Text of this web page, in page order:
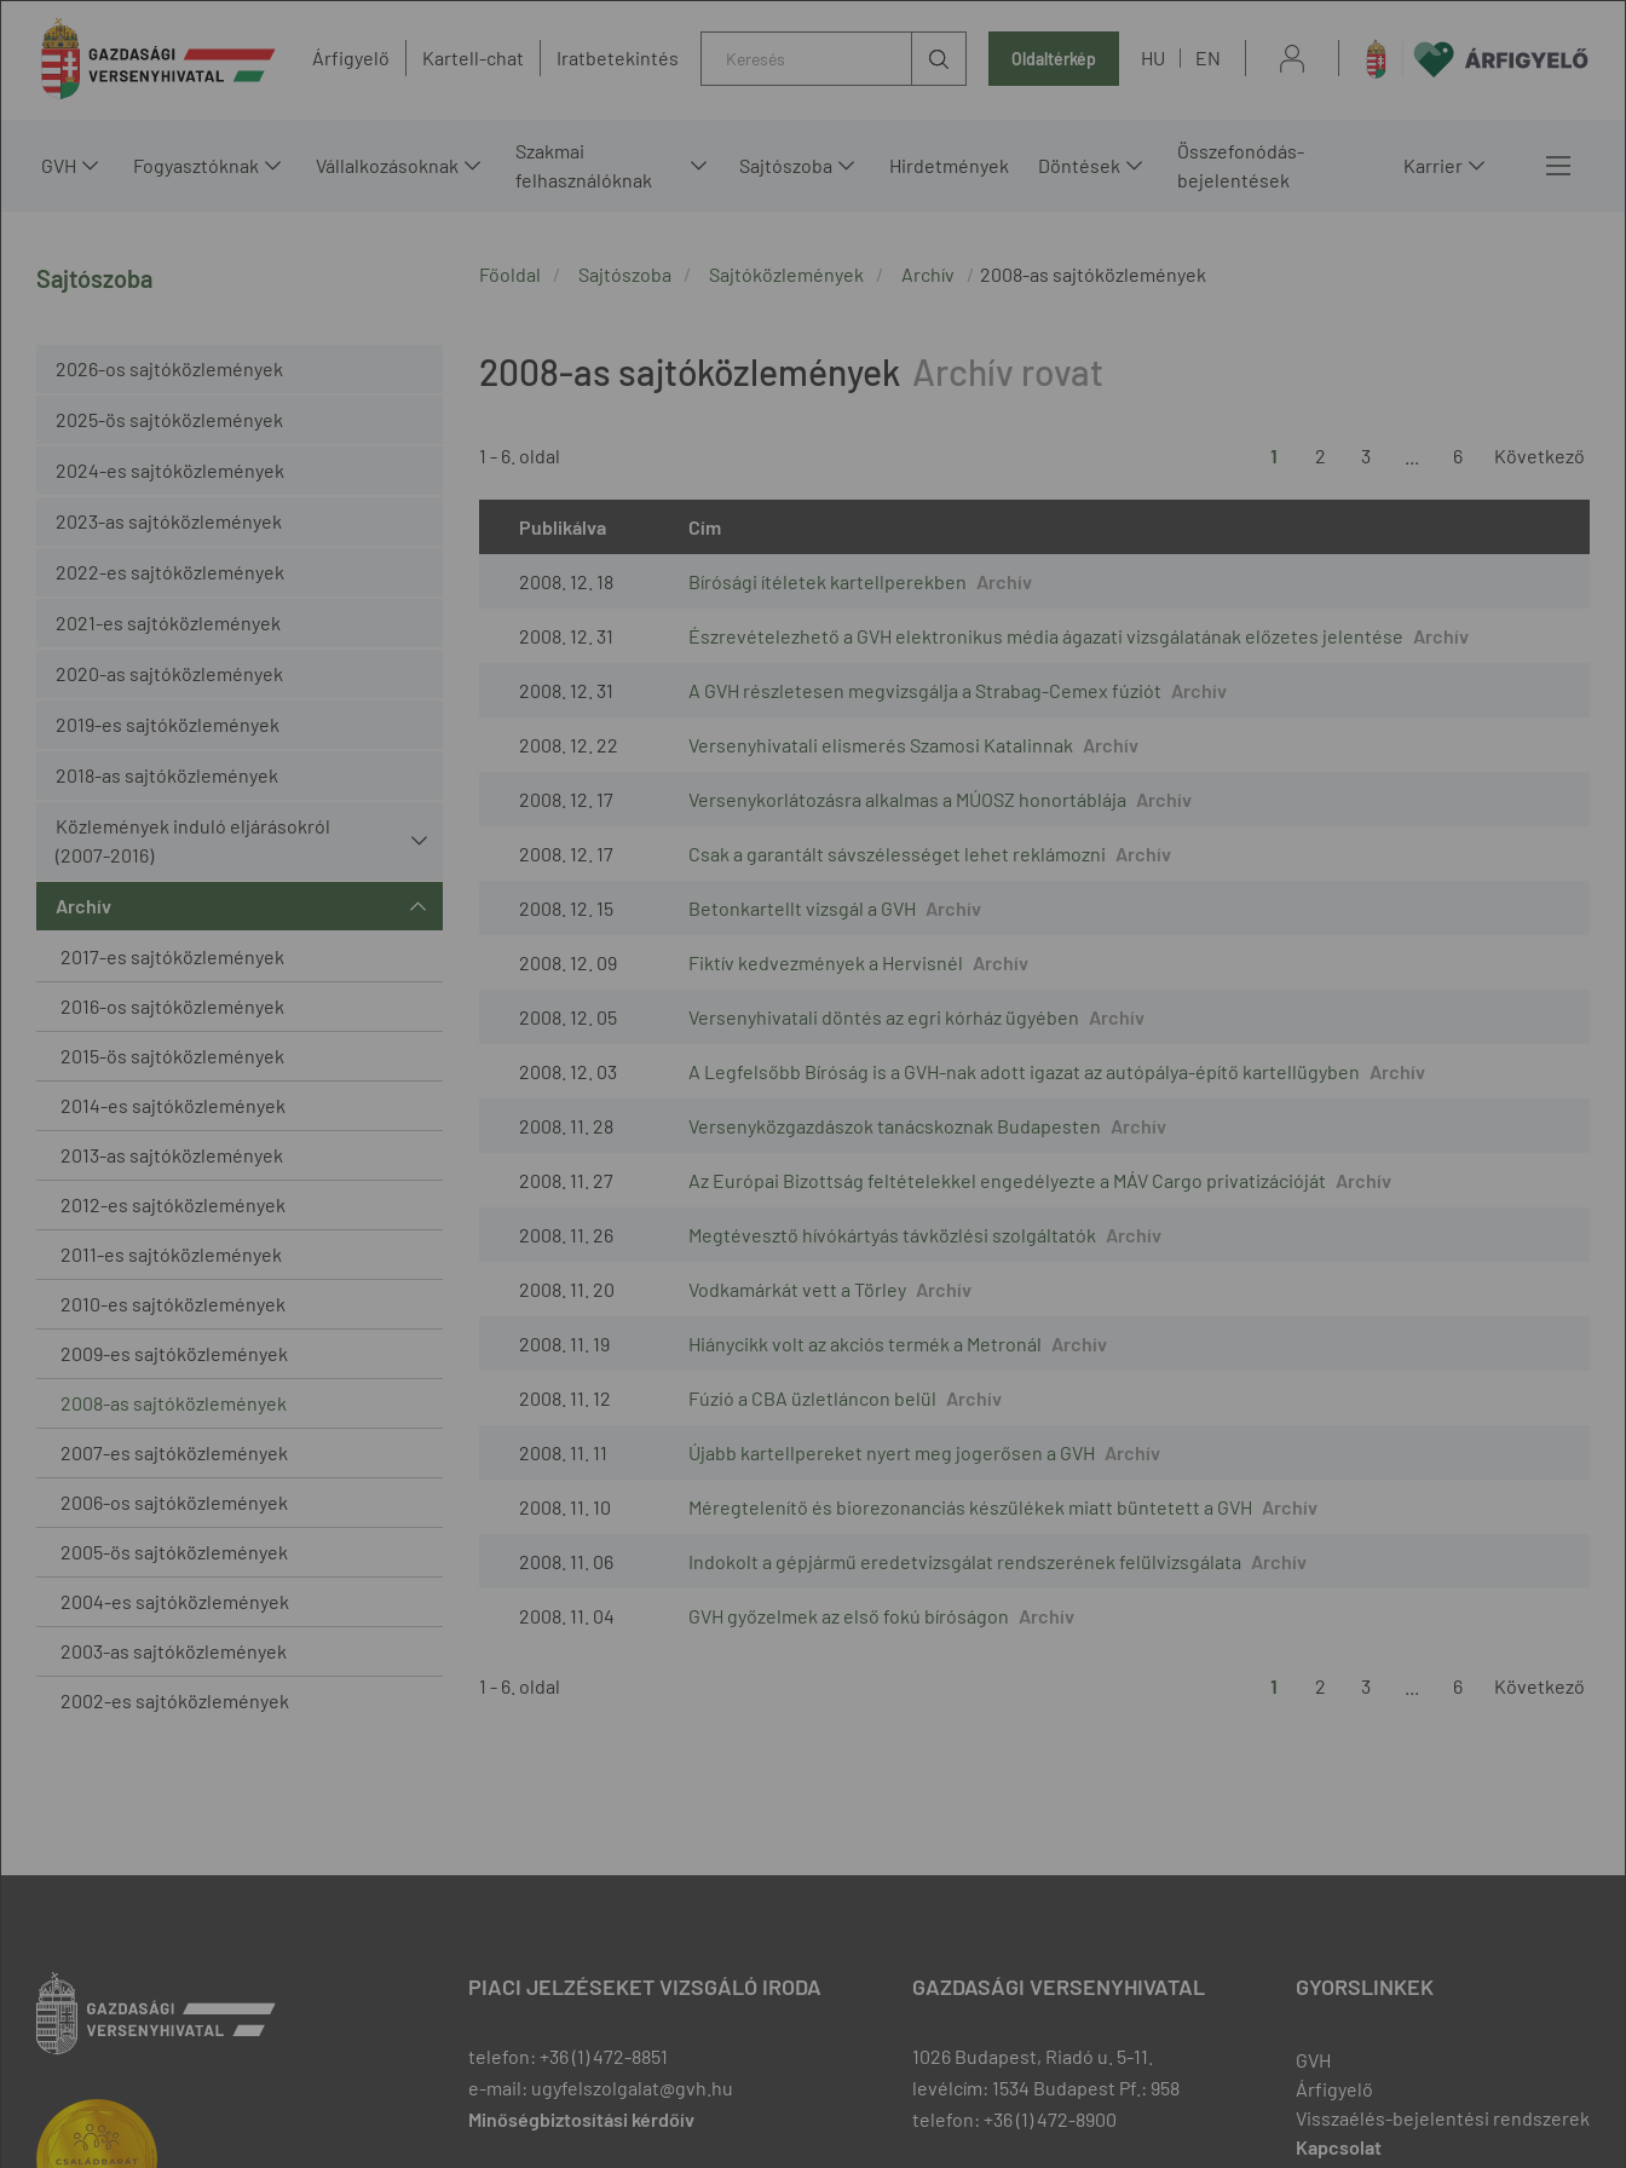
Árfigyelő Kartell-chat Iratbetekintés Oldaltérkép HU EN
GVH Fogyasztóknak Vállalkozásoknak
Szakmai
felhasználóknak
Sajtószoba Hirdetmények Döntések
Összefonódás-
bejelentések
Karrier
Sajtószoba
2026-os sajtóközlemények
2025-ös sajtóközlemények
2024-es sajtóközlemények
2023-as sajtóközlemények
2022-es sajtóközlemények
2021-es sajtóközlemények
2020-as sajtóközlemények
2019-es sajtóközlemények
2018-as sajtóközlemények
Közlemények induló eljárásokról
(2007-2016)
Archív
2017-es sajtóközlemények
2016-os sajtóközlemények
2015-ös sajtóközlemények
2014-es sajtóközlemények
2013-as sajtóközlemények
2012-es sajtóközlemények
2011-es sajtóközlemények
2010-es sajtóközlemények
2009-es sajtóközlemények
2008-as sajtóközlemények
2007-es sajtóközlemények
2006-os sajtóközlemények
2005-ös sajtóközlemények
2004-es sajtóközlemények
2003-as sajtóközlemények
2002-es sajtóközlemények
Főoldal Sajtószoba Sajtóközlemények Archív 2008-as sajtóközlemények
2008-as sajtóközlemények
1 - 6. oldal 1 2 3 6 Következő
Publikálva Cím
2008. 12. 18 Bírósági ítéletek kartellperekben
2008. 12. 31 Észrevételezhető a GVH elektronikus média ágazati vizsgálatának előzetes jelentése
2008. 12. 31 A GVH részletesen megvizsgálja a Strabag-Cemex fúziót
2008. 12. 22 Versenyhivatali elismerés Szamosi Katalinnak
2008. 12. 17 Versenykorlátozásra alkalmas a MÚOSZ honortáblája
2008. 12. 17 Csak a garantált sávszélességet lehet reklámozni
2008. 12. 15 Betonkartellt vizsgál a GVH
2008. 12. 09 Fiktív kedvezmények a Hervisnél
2008. 12. 05 Versenyhivatali döntés az egri kórház ügyében
2008. 12. 03 A Legfelsőbb Bíróság is a GVH-nak adott igazat az autópálya-építő kartellügyben
2008. 11. 28 Versenyközgazdászok tanácskoznak Budapesten
2008. 11. 27 Az Európai Bizottság feltételekkel engedélyezte a MÁV Cargo privatizációját
2008. 11. 26 Megtévesztő hívókártyás távközlési szolgáltatók
2008. 11. 20 Vodkamárkát vett a Törley
2008. 11. 19 Hiánycikk volt az akciós termék a Metronál
2008. 11. 12 Fúzió a CBA üzletláncon belül
2008. 11. 11 Újabb kartellpereket nyert meg jogerősen a GVH
2008. 11. 10 Méregtelenítő és biorezonanciás készülékek miatt büntetett a GVH
2008. 11. 06 Indokolt a gépjármű eredetvizsgálat rendszerének felülvizsgálata
2008. 11. 04 GVH győzelmek az első fokú bíróságon
1 - 6. oldal 1 2 3 6 Következő
PIACI JELZÉSEKET VIZSGÁLÓ IRODA
telefon: +36 (1) 472-8851
e-mail: ugyfelszolgalat@gvh.hu
Minőségbiztosítási kérdőív
GAZDASÁGI VERSENYHIVATAL
1026 Budapest, Riadó u. 5-11.
levélcím: 1534 Budapest Pf.: 958
telefon: +36 (1) 472-8900
GYORSLINKEK
GVH
Árfigyelő
Visszaélés-bejelentési rendszerek
Kapcsolat